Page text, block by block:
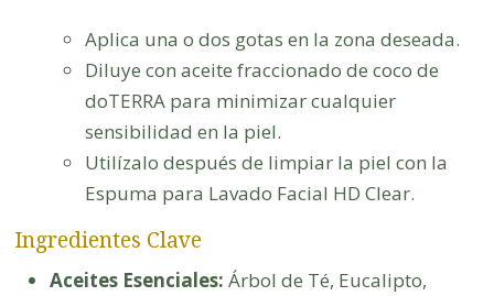
Aplica una o dos gotas en la zona deseada.
Diluye con aceite fraccionado de coco de
doTERRA para minimizar cualquier
sensibilidad en la piel.
Utilízalo después de limpiar la piel con la
Espuma para Lavado Facial HD Clear.
Ingredientes Clave
Aceites Esenciales: Árbol de Té, Eucalipto,